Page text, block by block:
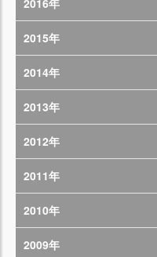
2016年
2015年
2014年
2013年
2012年
2011年
2010年
2009年